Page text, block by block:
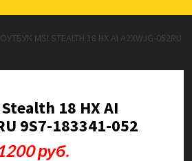
MSI STEALTH 18 HX AI A2XWJG-052RU
18 HX AI
9S7-183341-052
руб.